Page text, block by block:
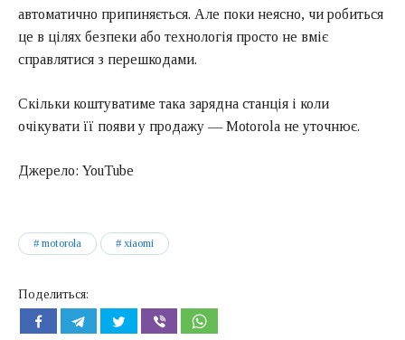
автоматично припиняється. Але поки неясно, чи робиться
це в цілях безпеки або технологія просто не вміє
справлятися з перешкодами.
Скільки коштуватиме така зарядна станція і коли
очікувати її появи у продажу — Motorola не уточнює.
Джерело: YouTube
motorola xiaomi
Поделиться: